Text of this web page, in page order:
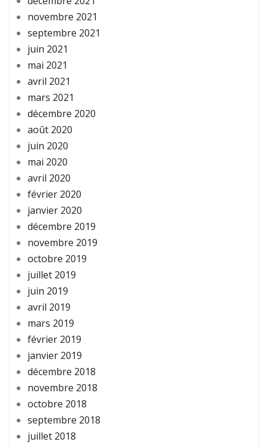
novembre 2021
septembre 2021
juin 2021
mai 2021
avril 2021
mars 2021
décembre 2020
août 2020
juin 2020
mai 2020
avril 2020
février 2020
janvier 2020
décembre 2019
novembre 2019
octobre 2019
juillet 2019
juin 2019
avril 2019
mars 2019
février 2019
janvier 2019
décembre 2018
novembre 2018
octobre 2018
septembre 2018
juillet 2018